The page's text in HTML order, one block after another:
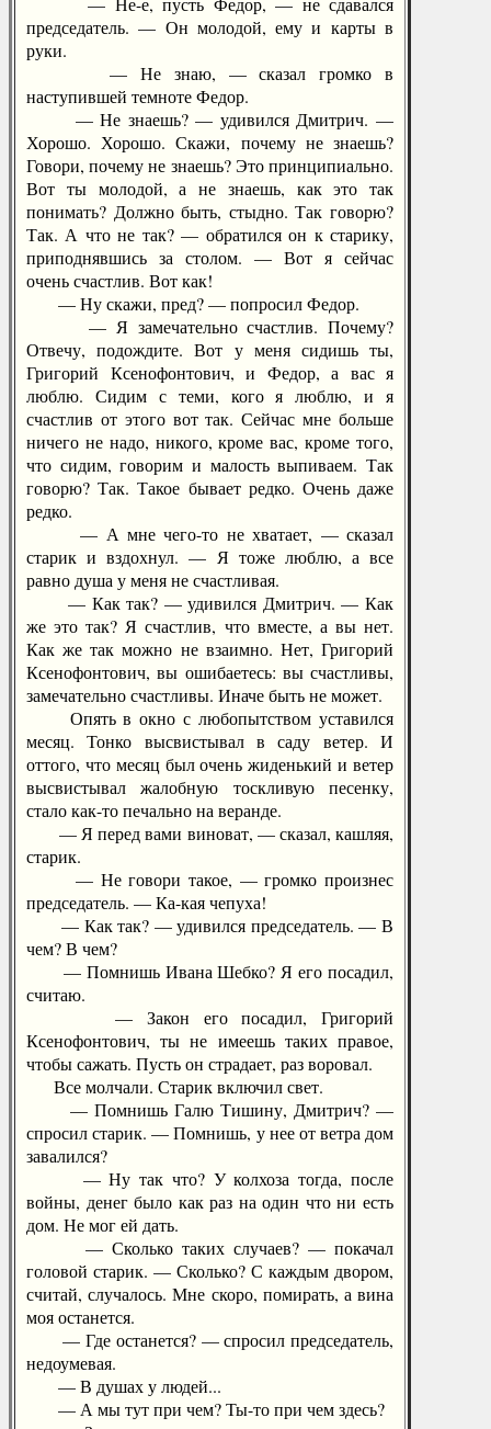
председатель. — Он молодой, ему и карты в
руки.
— Не знаю, — сказал громко в
наступившей темноте Федор.
— Не знаешь? — удивился Дмитрич. —
Хорошо. Хорошо. Скажи, почему не знаешь?
Говори, почему не знаешь? Это принципиально.
Вот ты молодой, а не знаешь, как это так
понимать? Должно быть, стыдно. Так говорю?
Так. А что не так? — обратился он к старику,
приподнявшись за столом. — Вот я сейчас
очень счастлив. Вот как!
— Ну скажи, пред? — попросил Федор.
— Я замечательно счастлив. Почему?
Отвечу, подождите. Вот у меня сидишь ты,
Григорий Ксенофонтович, и Федор, а вас я
люблю. Сидим с теми, кого я люблю, и я
счастлив от этого вот так. Сейчас мне больше
ничего не надо, никого, кроме вас, кроме того,
что сидим, говорим и малость выпиваем. Так
говорю? Так. Такое бывает редко. Очень даже
редко.
— А мне чего-то не хватает, — сказал
старик и вздохнул. — Я тоже люблю, а все
равно душа у меня не счастливая.
— Как так? — удивился Дмитрич. — Как
же это так? Я счастлив, что вместе, а вы нет.
Как же так можно не взаимно. Нет, Григорий
Ксенофонтович, вы ошибаетесь: вы счастливы,
замечательно счастливы. Иначе быть не может.
Опять в окно с любопытством уставился
месяц. Тонко высвистывал в саду ветер. И
оттого, что месяц был очень жиденький и ветер
высвистывал жалобную тоскливую песенку,
стало как-то печально на веранде.
— Я перед вами виноват, — сказал, кашляя,
старик.
— Не говори такое, — громко произнес
председатель. — Ка-кая чепуха!
— Как так? — удивился председатель. — В
чем? В чем?
— Помнишь Ивана Шебко? Я его посадил,
считаю.
— Закон его посадил, Григорий
Ксенофонтович, ты не имеешь таких правое,
чтобы сажать. Пусть он страдает, раз воровал.
Все молчали. Старик включил свет.
— Помнишь Галю Тишину, Дмитрич? —
спросил старик. — Помнишь, у нее от ветра дом
завалился?
— Ну так что? У колхоза тогда, после
войны, денег было как раз на один что ни есть
дом. Не мог ей дать.
— Сколько таких случаев? — покачал
головой старик. — Сколько? С каждым двором,
считай, случалось. Мне скоро, помирать, а вина
моя останется.
— Где останется? — спросил председатель,
недоумевая.
— В душах у людей...
— А мы тут при чем? Ты-то при чем здесь?